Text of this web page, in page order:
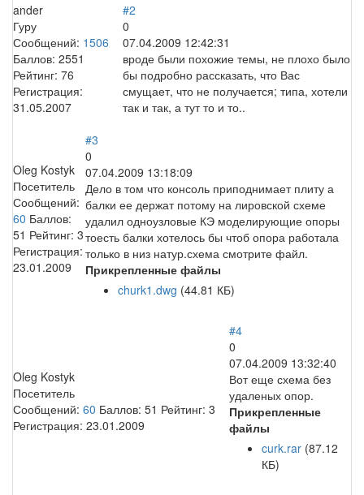
ander
Гуру
Сообщений: 1506
Баллов: 2551
Рейтинг: 76
Регистрация:
31.05.2007
#2
0
07.04.2009 12:42:31
вроде были похожие темы, не плохо было
бы подробно рассказать, что Вас
смущает, что не получается; типа, хотели
так и так, а тут то и то..
Oleg Kostyk
Посетитель
Сообщений:
60 Баллов:
51 Рейтинг: 3
Регистрация:
23.01.2009
#3
0
07.04.2009 13:18:09
Дело в том что консоль приподнимает плиту а
балки ее держат потому на лировской схеме
удалил одноузловые КЭ моделирующие опоры
тоесть балки хотелось бы чтоб опора работала
только в низ натур.схема смотрите файл.
Прикрепленные файлы
churk1.dwg (44.81 КБ)
Oleg Kostyk
Посетитель
Сообщений: 60 Баллов: 51 Рейтинг: 3
Регистрация: 23.01.2009
#4
0
07.04.2009 13:32:40
Вот еще схема без
удаленых опор.
Прикрепленные
файлы
curk.rar (87.12
КБ)